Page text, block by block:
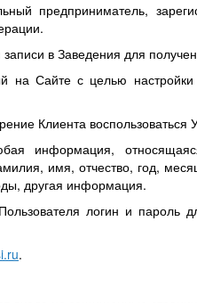
предприниматель,
в Заведения для
на Сайте с целью
Клиента воспользоваться
информация,
имя, отчество, год,
другая информация.
логин и пароль
.